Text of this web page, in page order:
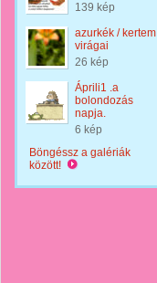
139 kép
azurkék / kertem
virágai
26 kép
Áprili1 .a
bolondozás
napja.
6 kép
Böngéssz a galériák
között!